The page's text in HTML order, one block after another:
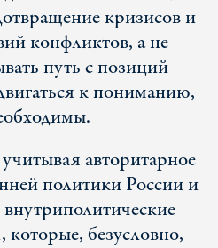
кризисов и
конфликтов, а не
путь с позиций
к пониманию,
авторитарное
политики России и
безусловно,